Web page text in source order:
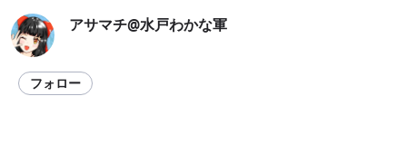
アサマチ@水戸わかな軍
フォロー